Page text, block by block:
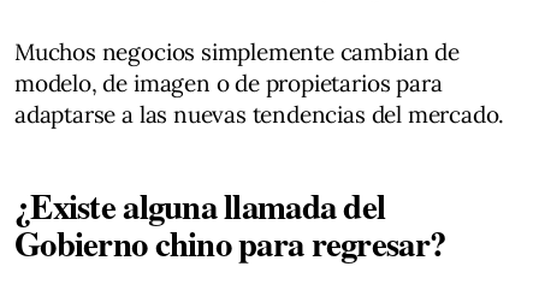
Muchos negocios simplemente cambian de
modelo, de imagen o de propietarios para
adaptarse a las nuevas tendencias del mercado.
¿Existe alguna llamada del
Gobierno chino para regresar?